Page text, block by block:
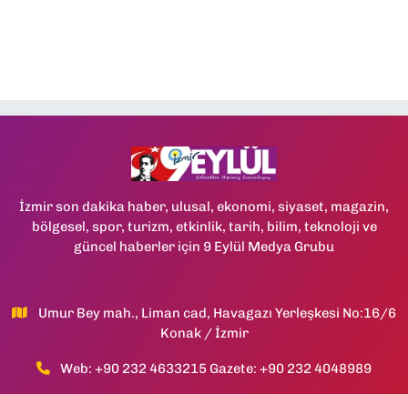
İzmir son dakika haber, ulusal, ekonomi, siyaset, magazin,
bölgesel, spor, turizm, etkinlik, tarih, bilim, teknoloji ve
güncel haberler için 9 Eylül Medya Grubu
Umur Bey mah., Liman cad, Havagazı Yerleşkesi No:16/6
Konak / İzmir
Web: +90 232 4633215 Gazete: +90 232 4048989